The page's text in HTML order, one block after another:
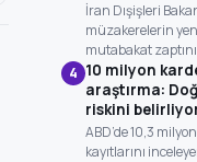
İran Dışişleri
müzakerelerin
mutabakat
4 10 milyon
araştırma:
riskini
ABD’de 10,3
kayıtlarını